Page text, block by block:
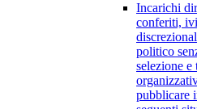
Incarichi
conferiti,
politico
selezione
pubblicare